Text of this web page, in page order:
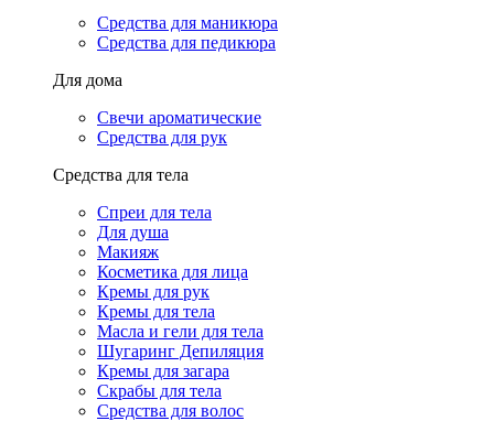
Средства для маникюра
Средства для педикюра
Для дома
Свечи ароматические
Средства для рук
Средства для тела
Спреи для тела
Для душа
Макияж
Косметика для лица
Кремы для рук
Кремы для тела
Масла и гели для тела
Шугаринг Депиляция
Кремы для загара
Скрабы для тела
Средства для волос